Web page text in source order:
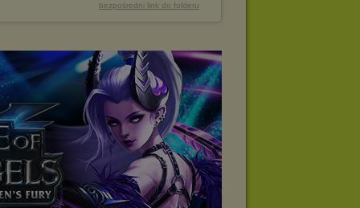
bezpośredni link do folderu